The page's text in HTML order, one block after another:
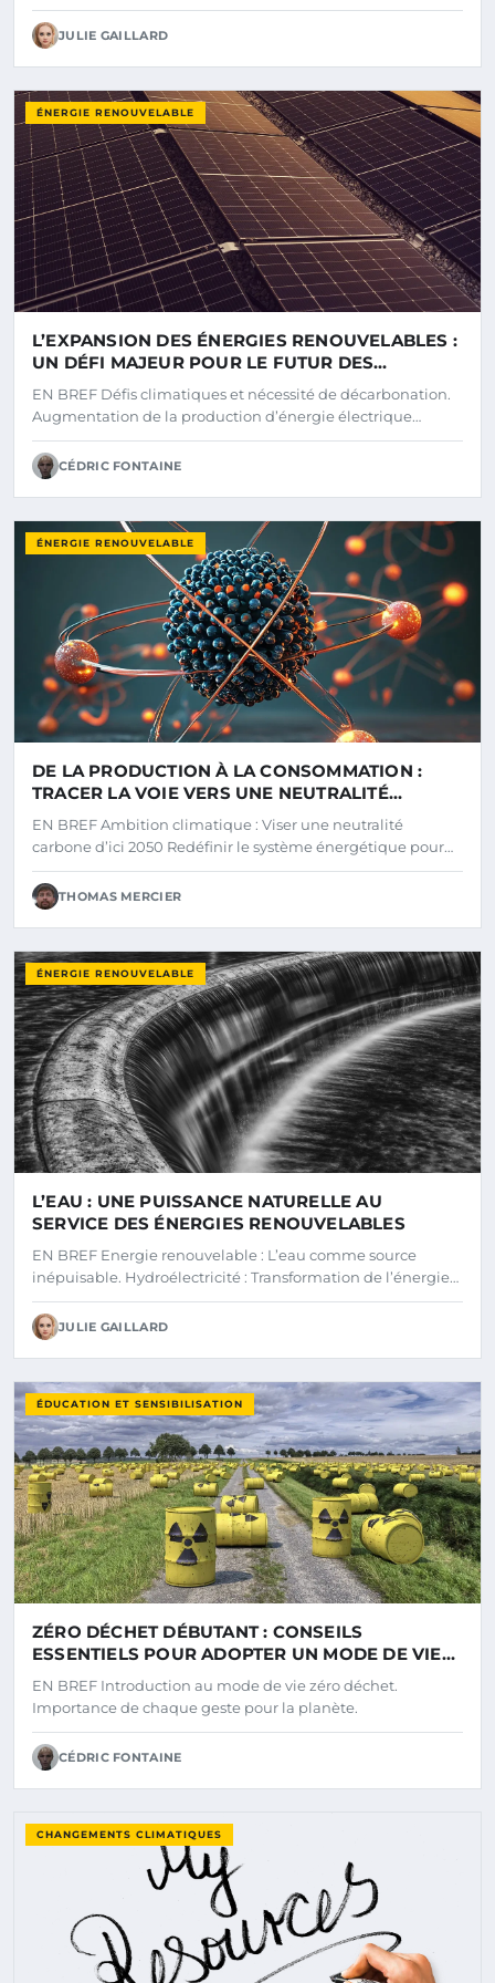
JULIE GAILLARD
ÉNERGIE RENOUVELABLE
L’EXPANSION DES ÉNERGIES RENOUVELABLES :
UN DÉFI MAJEUR POUR LE FUTUR DES
COLLECTIVITÉS
EN BREF Défis climatiques et nécessité de décarbonation.
Augmentation de la production d’énergie électrique…
CÉDRIC FONTAINE
ÉNERGIE RENOUVELABLE
DE LA PRODUCTION À LA CONSOMMATION :
TRACER LA VOIE VERS UNE NEUTRALITÉ
CARBONE DURABLE
EN BREF Ambition climatique : Viser une neutralité
carbone d’ici 2050 Redéfinir le système énergétique pour…
THOMAS MERCIER
ÉNERGIE RENOUVELABLE
L’EAU : UNE PUISSANCE NATURELLE AU
SERVICE DES ÉNERGIES RENOUVELABLES
EN BREF Energie renouvelable : L’eau comme source
inépuisable. Hydroélectricité : Transformation de l’énergie…
JULIE GAILLARD
ÉDUCATION ET SENSIBILISATION
ZÉRO DÉCHET DÉBUTANT : CONSEILS
ESSENTIELS POUR ADOPTER UN MODE DE VIE
RESPONSABLE
EN BREF Introduction au mode de vie zéro déchet.
Importance de chaque geste pour la planète.
CÉDRIC FONTAINE
CHANGEMENTS CLIMATIQUES